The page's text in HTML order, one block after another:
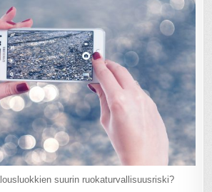
suurin ruokaturvallisuusriski?